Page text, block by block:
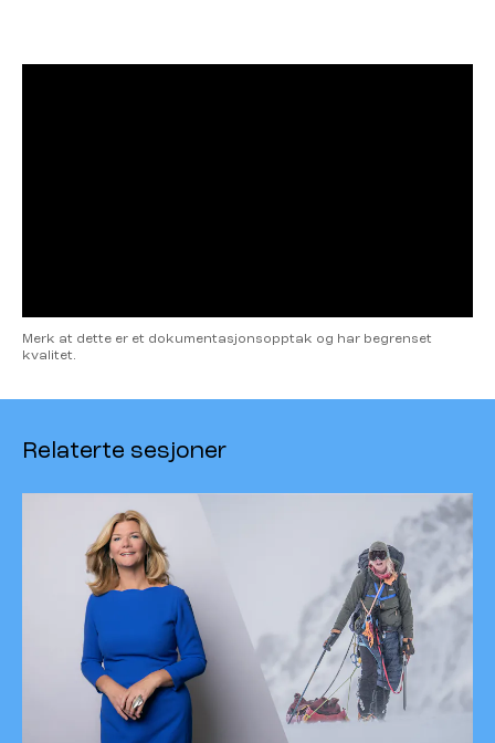
Merk at dette er et dokumentasjonsopptak og har begrenset
kvalitet.
Relaterte sesjoner